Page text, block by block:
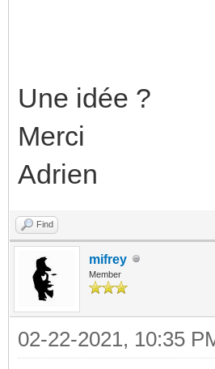
Une idée ?
Merci
Adrien
Find
mifrey
Member
02-22-2021, 10:35